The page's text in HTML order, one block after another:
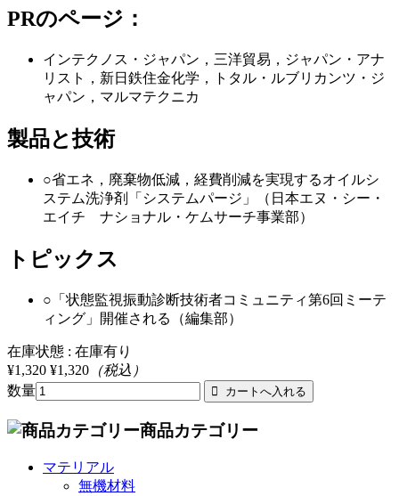
PRのページ：
インテクノス・ジャパン，三洋貿易，ジャパン・アナ
リスト，新日鉄住金化学，トタル・ルブリカンツ・ジ
ャパン，マルマテクニカ
製品と技術
○省エネ，廃棄物低減，経費削減を実現するオイルシ
ステム洗浄剤「システムパージ」（日本エヌ・シー・
エイチ ナショナル・ケムサーチ事業部）
トピックス
○「状態監視振動診断技術者コミュニティ第6回ミーテ
ィング」開催される（編集部）
在庫状態 : 在庫有り
¥1,320 ¥1,320 （税込）
数量
商品カテゴリー
マテリアル
無機材料